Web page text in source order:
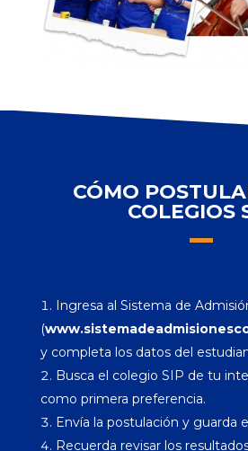
CÓMO
COLEGIOS
Ingresa al Sistema de
(
y completa los datos del
Busca el colegio SIP de tu
como primera preferencia.
Envía la postulación y guarda
Recuerda revisar los